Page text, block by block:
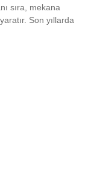
sıra, mekana
Son yıllarda